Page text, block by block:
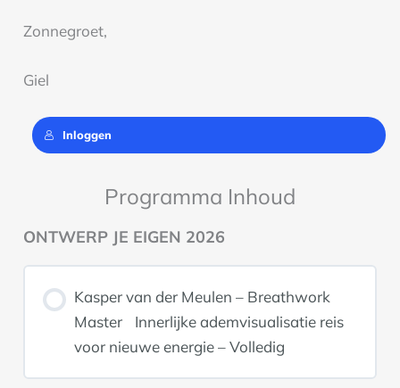
Zonnegroet,
Giel
Inloggen
Programma Inhoud
ONTWERP JE EIGEN 2026
Kasper van der Meulen – Breathwork
Master Innerlijke ademvisualisatie reis
voor nieuwe energie – Volledig